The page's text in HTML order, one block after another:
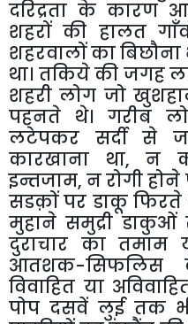
दरिद्रता के कारण
शहरों की हालत
शहरवालोंकाबिछौना
था। तकियेकी जगह
शहरी लोग जो
पहनते
थे। गरीब
लटेपकर
सर्दी से
कारखाना
था,न
इन्तजाम,नरोगीहोने
सडक़ों पर डाकू फिरते
मुहाने समुद्री डाकुओं
दुराचार का तमाम
आतशक-सिफलिस
विवाहित या
पोप दसवें लुई तक